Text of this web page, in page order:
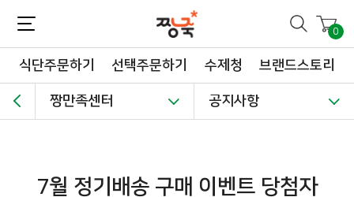
0
식단주문하기 선택주문하기 수제청 브랜드스토리
짱만족센터 공지사항
7월 정기배송 구매 이벤트 당첨자